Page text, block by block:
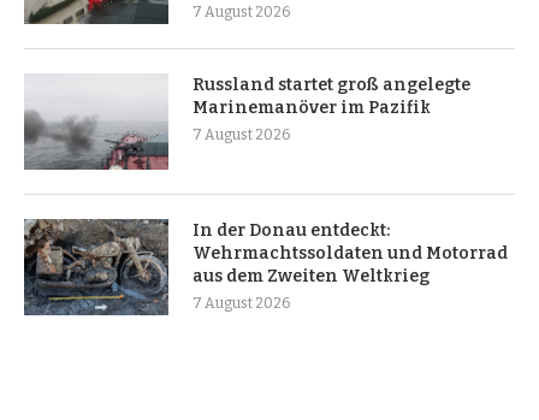
7 August 2026
Russland startet groß angelegte
Marinemanöver im Pazifik
7 August 2026
In der Donau entdeckt:
Wehrmachtssoldaten und Motorrad
aus dem Zweiten Weltkrieg
7 August 2026